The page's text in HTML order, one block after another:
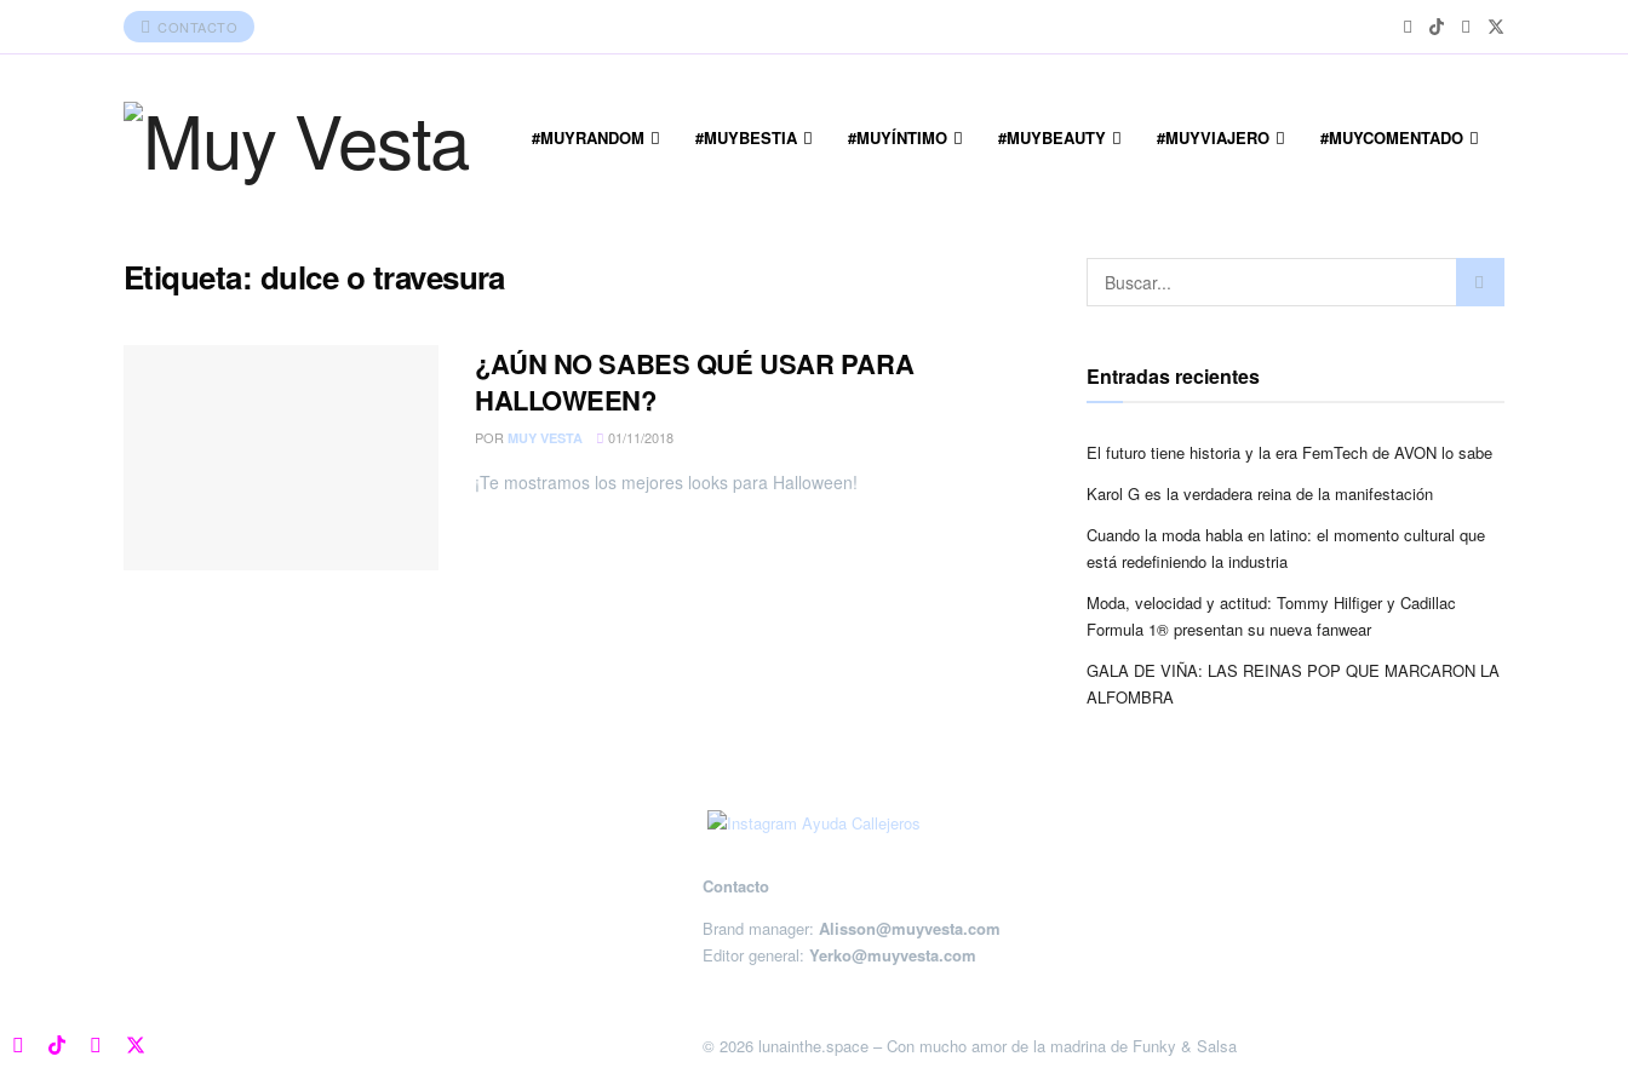
CONTACTO
#MUYRANDOM #MUYBESTIA #MUYÍNTIMO #MUYBEAUTY #MUYVIAJERO #MUYCOMENTADO
Etiqueta: dulce o travesura
¿AÚN NO SABES QUÉ USAR PARA
HALLOWEEN?
POR MUY VESTA 01/11/2018
¡Te mostramos los mejores looks para Halloween!
Entradas recientes
El futuro tiene historia y la era FemTech de AVON lo sabe
Karol G es la verdadera reina de la manifestación
Cuando la moda habla en latino: el momento cultural que
está redefiniendo la industria
Moda, velocidad y actitud: Tommy Hilfiger y Cadillac
Formula 1® presentan su nueva fanwear
GALA DE VIÑA: LAS REINAS POP QUE MARCARON LA
ALFOMBRA
Contacto
Brand manager: Alisson@muyvesta.com
Editor general: Yerko@muyvesta.com
© 2026 lunainthe.space – Con mucho amor de la madrina de Funky & Salsa